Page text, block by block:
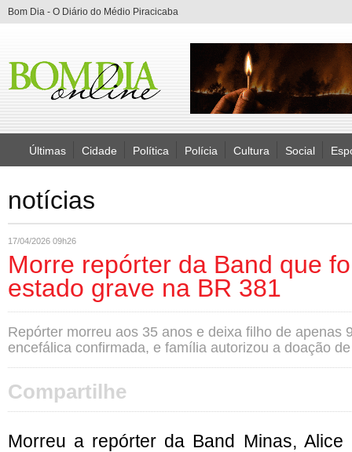
Bom Dia - O Diário do Médio Piracicaba
Últimas Cidade Política Polícia Cultura Social
notícias
17/04/2026 09h26
Morre repórter da Band que
estado grave na BR 381
Repórter morreu aos 35 anos e deixa filho de apenas
encefálica confirmada, e família autorizou a doação
Compartilhe
Morreu a repórter da Band Minas, Alice